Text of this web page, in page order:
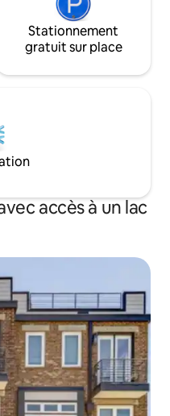
Stationnement
gratuit sur place
accès à un lac